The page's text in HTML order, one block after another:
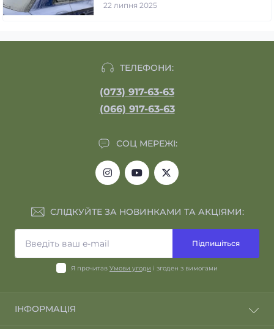
22 липня 2025
ТЕЛЕФОНИ:
(073) 917-63-63
(066) 917-63-63
СОЦ МЕРЕЖІ:
СЛІДКУЙТЕ ЗА НОВИНКАМИ ТА АКЦІЯМИ:
Підпишіться
Я прочитав Умови угоди і згоден з вимогами
ІНФОРМАЦІЯ